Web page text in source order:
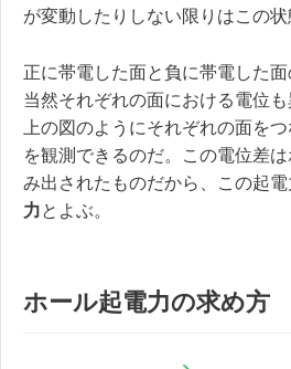
が変動したりしない限りはこの状
正に帯電した面と負に帯電した面
当然それぞれの面における電位
上の図のようにそれぞれの面を
を観測できるのだ。この電位差
み出されたものだから、この起
力とよぶ。
ホール起電力の求め方